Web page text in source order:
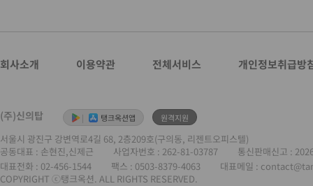
회사소개 이용약관 전체서비스 개인정보취급방
(주)신의탑 | 탱크옥션앱 원격지원
서울시 광진구 강변역로4길 68, 2층209호(구의동, 리젠트오피스텔)
공동대표 : 손현진,신제근
사업자번호 : 262-81-03787
통신판매신고 :
대표전화 : 02-456-1544 팩스 : 0503-8379-4063
대표메일 :
COPYRIGHT ⓒ탱크옥션. ALL RIGHTS RESERVED.